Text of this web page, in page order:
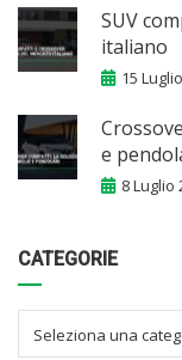
SUV
italiano
15
e
8 Luglio
CATEGORIE
Seleziona una